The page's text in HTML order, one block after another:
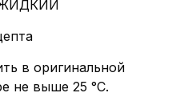
в оригинальной
не выше 25 °С.